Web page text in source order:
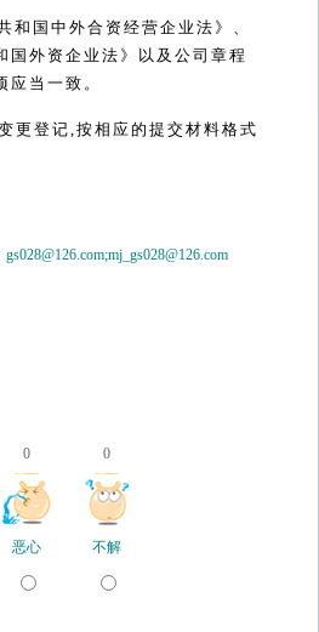
和国中外合资经营企业法》、
国外资企业法》以及公司章程
当一致。
更登记 按相应的提交材料格式
0 0
恶心 不解